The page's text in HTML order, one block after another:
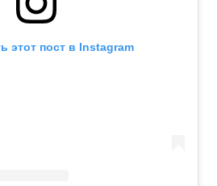
этот пост в Instagram